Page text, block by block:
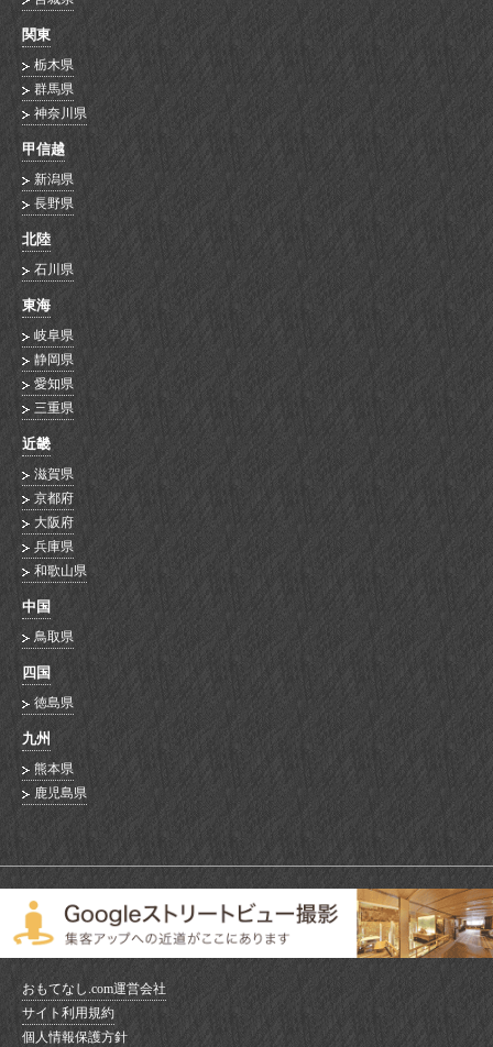
関東
栃木県
群馬県
神奈川県
甲信越
新潟県
長野県
北陸
石川県
東海
岐阜県
静岡県
愛知県
三重県
近畿
滋賀県
京都府
大阪府
兵庫県
和歌山県
中国
鳥取県
四国
徳島県
九州
熊本県
鹿児島県
おもてなし.com運営会社
サイト利用規約
個人情報保護方針